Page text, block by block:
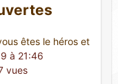
êtes le héros et
à 21:46
vues